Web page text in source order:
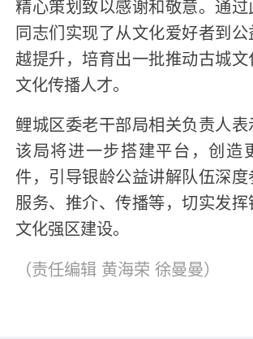
精心策划致以感谢和敬意。通
同志们实现了从文化爱好者到
越提升，培育出一批推动古城
文化传播人才。
鲤城区委老干部局相关负责人表
该局将进一步搭建平台，创造
件，引导银龄公益讲解队伍深
服务、推介、传播等，切实发
文化强区建设。
（责任编辑 黄海荣 徐曼曼）